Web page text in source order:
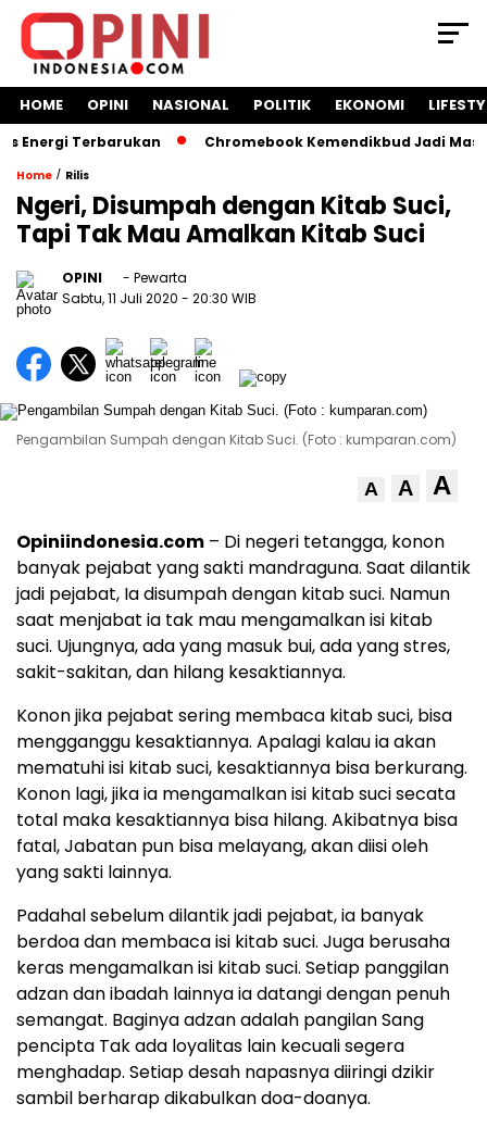
HOME OPINI NASIONAL POLITIK EKONOMI
Terbarukan Chromebook Kemendikbud Jadi
Home / Rilis
Ngeri, Disumpah dengan Kitab Suci,
Tapi Tak Mau Amalkan Kitab Suci
OPINI
- Pewarta
Sabtu, 11 Juli 2020 - 20:30 WIB
Pengambilan Sumpah dengan Kitab Suci. (Foto : kumparan.com)
A A A
Opiniindonesia.com – Di negeri tetangga, konon
banyak pejabat yang sakti mandraguna. Saat dilantik
jadi pejabat, Ia disumpah dengan kitab suci. Namun
saat menjabat ia tak mau mengamalkan isi kitab
suci. Ujungnya, ada yang masuk bui, ada yang stres,
sakit-sakitan, dan hilang kesaktiannya.
Konon jika pejabat sering membaca kitab suci, bisa
mengganggu kesaktiannya. Apalagi kalau ia akan
mematuhi isi kitab suci, kesaktiannya bisa berkurang.
Konon lagi, jika ia mengamalkan isi kitab suci secata
total maka kesaktiannya bisa hilang. Akibatnya bisa
fatal, Jabatan pun bisa melayang, akan diisi oleh
yang sakti lainnya.
Padahal sebelum dilantik jadi pejabat, ia banyak
berdoa dan membaca isi kitab suci. Juga berusaha
keras mengamalkan isi kitab suci. Setiap panggilan
adzan dan ibadah lainnya ia datangi dengan penuh
semangat. Baginya adzan adalah pangilan Sang
pencipta Tak ada loyalitas lain kecuali segera
menghadap. Setiap desah napasnya diiringi dzikir
sambil berharap dikabulkan doa-doanya.